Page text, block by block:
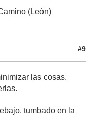
(León)
#9
las cosas.
tumbado en la